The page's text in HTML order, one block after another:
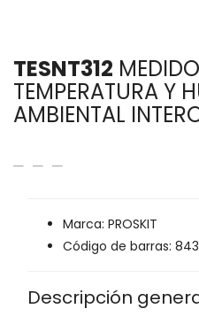
TESNT312
TEMPERATURA Y
AMBIENTAL
Marca: PROSKIT
Código de barras:
Descripción